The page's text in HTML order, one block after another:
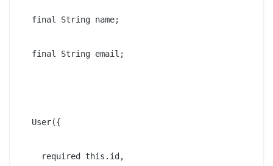
  final String name;
  final String email;
  User({
    required this.id,